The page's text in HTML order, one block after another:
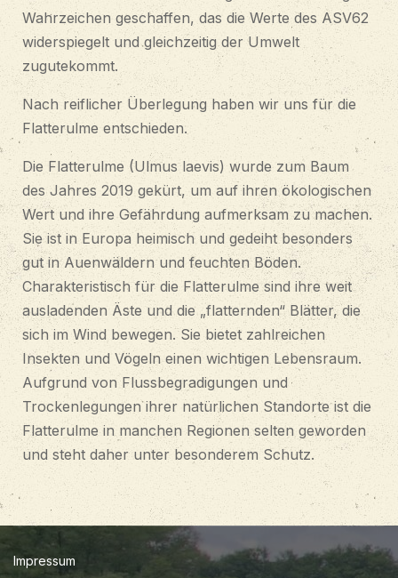
Wahrzeichen geschaffen, das die Werte des ASV62
widerspiegelt und gleichzeitig der Umwelt
zugutekommt.
Nach reiflicher Überlegung haben wir uns für die
Flatterulme entschieden.
Die Flatterulme (Ulmus laevis) wurde zum Baum
des Jahres 2019 gekürt, um auf ihren ökologischen
Wert und ihre Gefährdung aufmerksam zu machen.
Sie ist in Europa heimisch und gedeiht besonders
gut in Auenwäldern und feuchten Böden.
Charakteristisch für die Flatterulme sind ihre weit
ausladenden Äste und die „flatternden“ Blätter, die
sich im Wind bewegen. Sie bietet zahlreichen
Insekten und Vögeln einen wichtigen Lebensraum.
Aufgrund von Flussbegradigungen und
Trockenlegungen ihrer natürlichen Standorte ist die
Flatterulme in manchen Regionen selten geworden
und steht daher unter besonderem Schutz.
Impressum